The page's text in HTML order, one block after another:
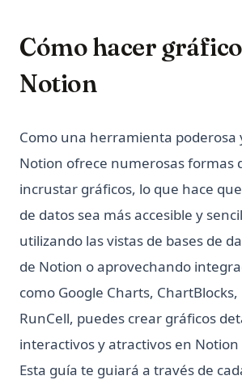
Tutorial de Python SQLite3: Guía
datos SQLite en Python
Understanding Pandas DataFrame
R-CNN for Object Detection
Unlocking Creativity with Python and
Web Scraping con Python: Guía
Requests, BeautifulSoup y Selenium
Web Scraping with Python: Complete
Requests, BeautifulSoup, and Selenium
What Is Elif in Python - Explained!
What Is Parsing in Python? A Guide to
Cómo hacer
Notion
Como una herramienta poderosa
Notion ofrece numerosas formas
incrustar gráficos, lo que hace
de datos sea más accesible y
utilizando las vistas de bases de
de Notion o aprovechando
como Google Charts, ChartBlocks,
RunCell, puedes crear gráficos
interactivos y atractivos en Notion
Esta guía te guiará a través de